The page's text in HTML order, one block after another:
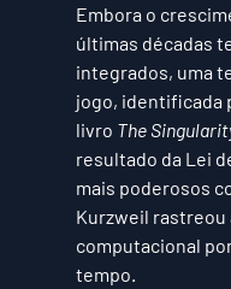
Embora o
últimas décadas
integrados, uma
jogo, identificada
livro The
resultado da Lei
mais poderosos
Kurzweil rastreou
computacional
tempo.